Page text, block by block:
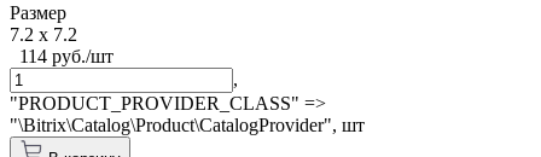
Размер
7.2 x 7.2
114 руб./шт
,
"PRODUCT_PROVIDER_CLASS" =>
"\Bitrix\Catalog\Product\CatalogProvider", шт